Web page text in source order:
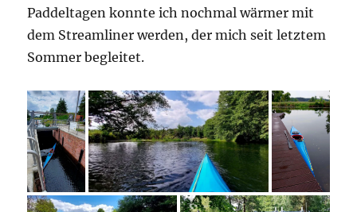
Paddeltagen konnte ich nochmal wärmer mit
dem Streamliner werden, der mich seit letztem
Sommer begleitet.